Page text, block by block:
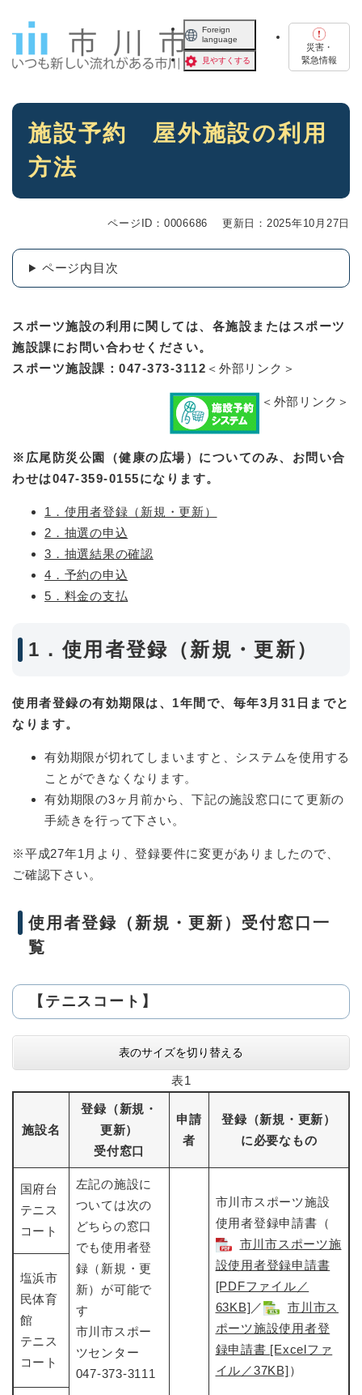
Foreign
language
見やすくする
災害・
緊急情報
本
施設予約 屋外施設の利用
方法
ページID：0006686 更新日：2025年10月27日
ページ内目次
スポーツ施設の利用に関しては、各施設またはスポーツ
施設課にお問い合わせください。
スポーツ施設課：047-373-3112 ＜外部リンク＞
＜外部リンク＞
※広尾防災公園（健康の広場）についてのみ、お問い合
わせは047-359-0155になります。
1．使用者登録（新規・更新）
2．抽選の申込
3．抽選結果の確認
4．予約の申込
5．料金の支払
1．使用者登録（新規・更新）
使用者登録の有効期限は、1年間で、毎年3月31日までと
なります。
有効期限が切れてしまいますと、システムを使用する
ことができなくなります。
有効期限の3ヶ月前から、下記の施設窓口にて更新の
手続きを行って下さい。
※平成27年1月より、登録要件に変更がありましたので、
ご確認下さい。
使用者登録（新規・更新）受付窓口一
覧
【テニスコート】
表のサイズを切り替える
表1
施設名
登録（新規・
更新）
受付窓口
申請
者
登録（新規・更新）
に必要なもの
国府台
テニス
コート
左記の施設に
ついては次の
どちらの窓口
でも使用者登
録（新規・更
新）が可能で
す
市川市スポー
ツセンター
047-373-3111
市川市スポーツ施設
使用者登録申請書（
市川市スポーツ施
設使用者登録申請書
[PDFファイル／
63KB] ​／
市川市ス
ポーツ施設使用者登
録申請書 [Excelファ
イル／37KB] ​）
塩浜市
民体育
館
テニス
コート